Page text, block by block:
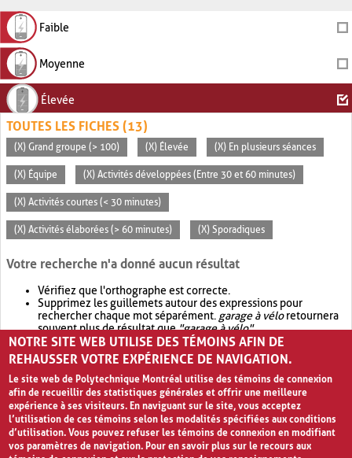
Faible
Moyenne
Élevée
TOUTES LES FICHES (13)
(X) Grand groupe (> 100) (X) Élevée (X) En plusieurs séances
(X) Équipe (X) Activités développées (Entre 30 et 60 minutes)
(X) Activités courtes (< 30 minutes)
(X) Activités élaborées (> 60 minutes) (X) Sporadiques
Votre recherche n'a donné aucun résultat
Vérifiez que l'orthographe est correcte.
Supprimez les guillemets autour des expressions pour
rechercher chaque mot séparément. garage à véloretournera
souvent plus de résultat que"garage à vélo".
Envisagez d'élargir votre recherche avec OR.garage OR vélo
retournera souvent plus de résultat quegarage à vélo
NOTRE SITE WEB UTILISE DES TÉMOINS AFIN DE
REHAUSSER VOTRE EXPÉRIENCE DE NAVIGATION.
Le site web de Polytechnique Montréal utilise des témoins de connexion
afin de recueillir des statistiques générales et offrir une meilleure
expérience à ses visiteurs. En naviguant sur le site, vous acceptez
l’utilisation de ces témoins selon les modalités spécifiées aux conditions
d’utilisation. Vous pouvez refuser les témoins de connexion en modifiant
vos paramètres de navigation. Pour en savoir plus sur le recours aux